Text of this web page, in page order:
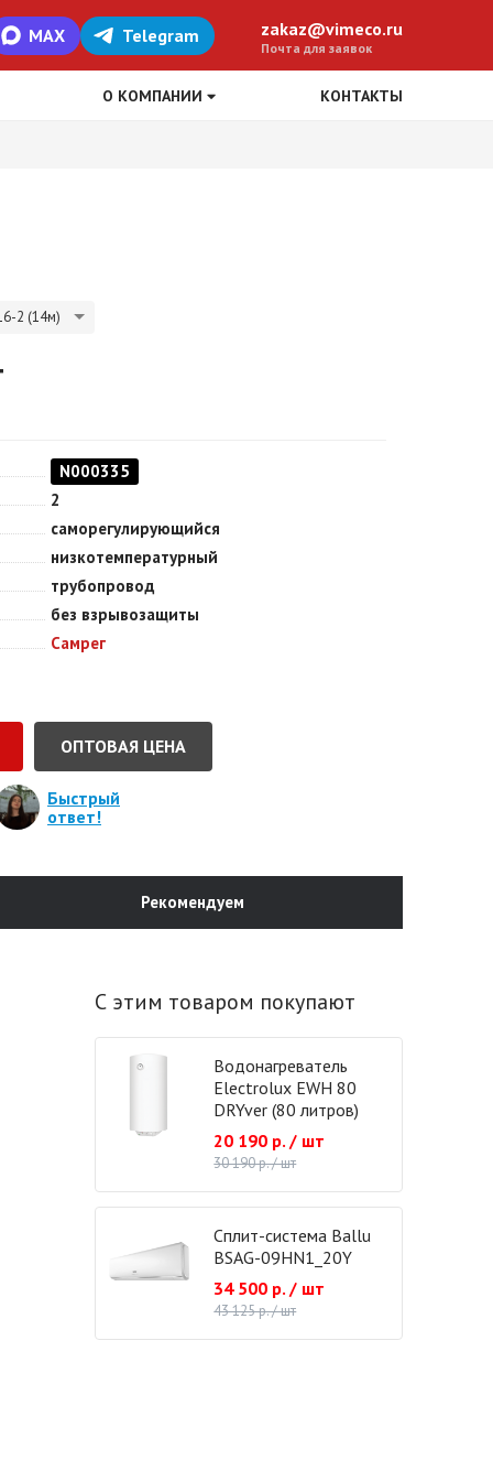
MAX Telegram zakaz@vimeco.ru
Почта для заявок
О КОМПАНИИ КОНТАКТЫ
2 (14м)
N000335
2
саморегулирующийся
низкотемпературный
трубопровод
без взрывозащиты
Самрег
ОПТОВАЯ ЦЕНА
Быстрый
ответ!
Рекомендуем
С этим товаром покупают
Водонагреватель
Electrolux EWH 80
DRYver (80 литров)
20 190 р. / шт
30 190 р. / шт
Сплит-система Ballu
BSAG-09HN1_20Y
34 500 р. / шт
43 125 р. / шт